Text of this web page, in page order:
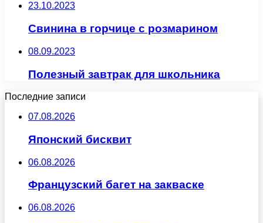
23.10.2023
Свинина в горчице с розмарином
08.09.2023
Полезный завтрак для школьника
Последние записи
07.08.2026
Японский бисквит
06.08.2026
Французский багет на закваске
06.08.2026